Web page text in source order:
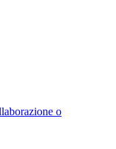
o